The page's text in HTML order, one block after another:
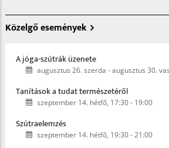
Közelgő események
A jóga-szútrák üzenete
augusztus 26. szerda -augusztus 30.
Tanítások a tudat természetéről
szeptember 14. hétfő, 17:30- 19:00
Szútraelemzés
szeptember 14. hétfő, 19:30-21:00